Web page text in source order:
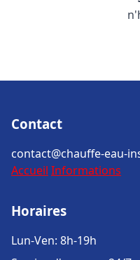
Contact
contact@chauffe-eau-
Accueil Informations
Horaires
Lun-Ven: 8h-19h